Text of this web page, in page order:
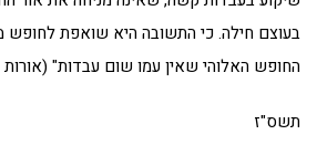
בעוצם חילה. כי התשובה היא שואפת לחופש
החופש האלוהי שאין עמו שום עבדות"
תשס"ז